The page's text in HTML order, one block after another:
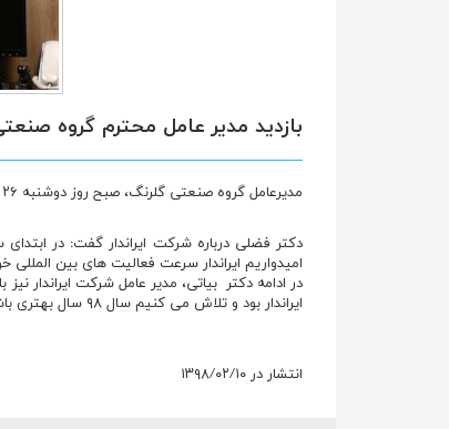
بازدید مدیر عامل محترم گروه
مدیرعامل گروه صنعتی گلرنگ، صبح روز دوشنبه ۲۶ فروردین ۱۳۹۸ از شرکت ایراندار بازدید کرد.
دکتر فضلی درباره شرکت ایراندار گفت: در
امیدواریم ایراندار سرعت فعالیت های بین المللی
ایراندار بود و تلاش می کنیم سال ۹۸ سال بهتری باشد.
انتشار در ۱۳۹۸/۰۲/۱۰